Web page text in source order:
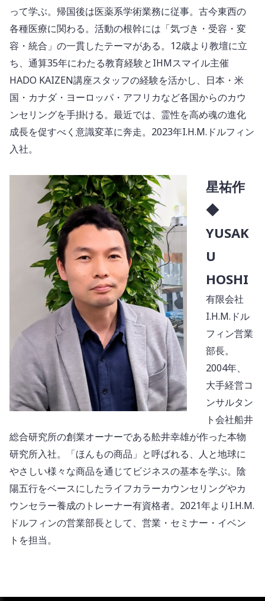
って学ぶ。帰国後は医薬系学術業務に従事。古今東西の
各種医療に関わる。活動の根幹には「気づき・受容・変
容・統合」の一貫したテーマがある。12歳より教壇に立
ち、通算35年にわたる教育経験とIHMスマイル主催
HADO KAIZEN講座スタッフの経験を活かし、日本・米
国・カナダ・ヨーロッパ・アフリカなど各国からのカウ
ンセリングを手掛ける。最近では、霊性を高め魂の進化
成長を促すべく意識変革に奔走。2023年I.H.M.ドルフィン
入社。
星祐作
◆
YUSAK
U
HOSHI
有限会社
I.H.M.ドル
フィン営業
部長。
2004年、
大手経営コ
ンサルタン
ト会社船井
総合研究所の創業オーナーである舩井幸雄が作った本物
研究所入社。「ほんもの商品」と呼ばれる、人と地球に
やさしい様々な商品を通じてビジネスの基本を学ぶ。陰
陽五行をベースにしたライフカラーカウンセリングやカ
ウンセラー養成のトレーナー有資格者。2021年よりI.H.M.
ドルフィンの営業部長として、営業・セミナー・イベン
トを担当。